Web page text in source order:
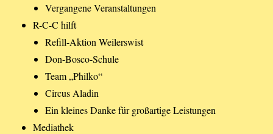
Vergangene Veranstaltungen
R-C-C hilft
Refill-Aktion Weilerswist
Don-Bosco-Schule
Team „Philko“
Circus Aladin
Ein kleines Danke für großartige Leistungen
Mediathek